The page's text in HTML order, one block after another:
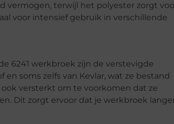
vermogen, terwijl het polyester zorgt
voor intensief gebruik in verschillende
6241 werkbroek zijn de verstevigde
soms zelfs van Kevlar, wat ze bestand
versterkt om te voorkomen dat ze
Dit zorgt ervoor dat je werkbroek